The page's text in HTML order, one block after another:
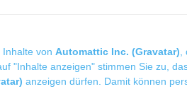
von Automattic Inc. (Gravatar)
"Inhalte anzeigen" stimmen Sie zu,
anzeigen dürfen. Damit können